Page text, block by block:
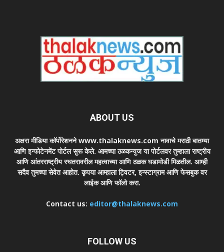
ABOUT US
अक्षरा मीडिया कॉर्पोरेशनने www.thalaknews.com नावाचे मराठी बातम्या
आणि इन्फोटेनमेंट पोर्टल सुरू केले. आमच्या ठळकन्युज या पोर्टलवर तुम्हाला राष्ट्रीय
आणि आंतरराष्ट्रीय स्घतरावरील महत्वाच्या आणि ठळक घडामोडी मिळतील. आम्ही
सदैव तुमच्या सेवेत आहोत. कृपया आम्हाला ट्विटर, इन्स्टाग्राम आणि फेसबुक वर
लाईक आणि फॉलो करा.
Contact us: editor@thalaknews.com
FOLLOW US